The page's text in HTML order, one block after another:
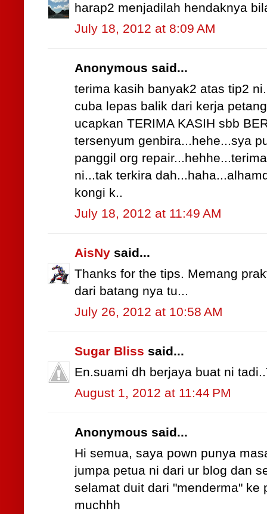
harap2 menjadilah hendaknya
July 18, 2012 at 8:09 AM
Anonymous said...
terima kasih banyak2 atas tip2
cuba lepas balik dari kerja
ucapkan TERIMA KASIH sbb
tersenyum genbira...hehe...sya
panggil org
ni...tak terkira
kongi k..
July 18, 2012 at 11:49 AM
AisNy said...
Thanks for the tips. Memang
dari batang nya tu...
July 26, 2012 at 10:58 AM
Sugar Bliss said...
En.suami dh berjaya buat ni
August 1, 2012 at 11:44 PM
Anonymous said...
Hi semua, saya pown punya
jumpa petua ni dari ur blog dan
selamat duit dari "menderma"
muchhh